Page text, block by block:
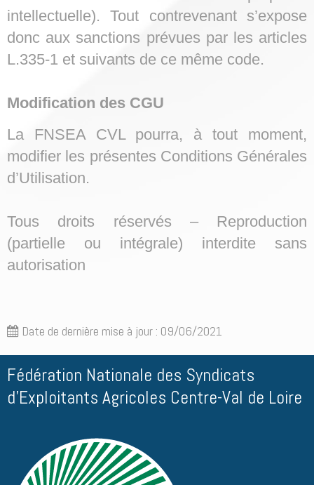
intellectuelle). Tout contrevenant s’expose
donc aux sanctions prévues par les articles
L.335-1 et suivants de ce même code.
Modification des CGU
La FNSEA CVL pourra, à tout moment,
modifier les présentes Conditions Générales
d’Utilisation.
Tous droits réservés – Reproduction
(partielle ou intégrale) interdite sans
autorisation
Date de dernière mise à jour : 09/06/2021
Fédération Nationale des Syndicats
d'Exploitants Agricoles Centre-Val de Loire